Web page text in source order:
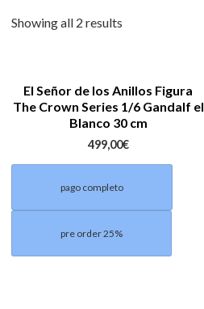
Showing all 2 results
El Señor de los Anillos Figura
The Crown Series 1/6 Gandalf el
Blanco 30 cm
499,00€
pago completo
pre order 25%